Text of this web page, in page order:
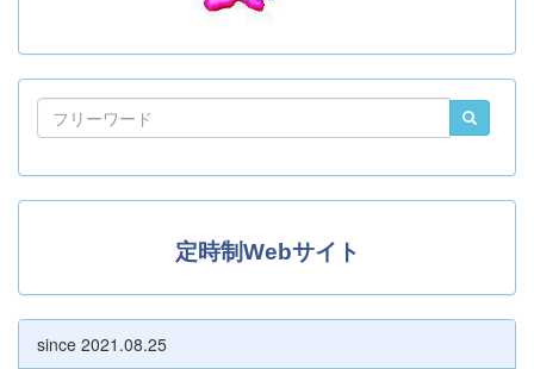
定時制Webサイト
since 2021.08.25